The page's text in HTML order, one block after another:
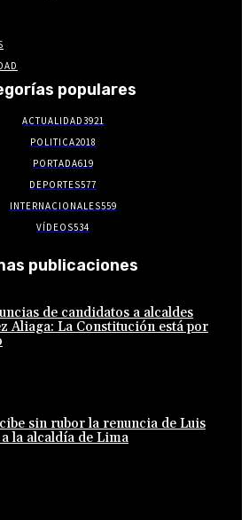
populares
ACTUALIDAD3921
POLITICA2018
PORTADA619
DEPORTES577
INTERNACIONALES559
VÍDEOS534
publicaciones
de candidatos a alcaldes
Aliaga: La Constitución está por
sin rubor la renuncia de Luis
la alcaldía de Lima